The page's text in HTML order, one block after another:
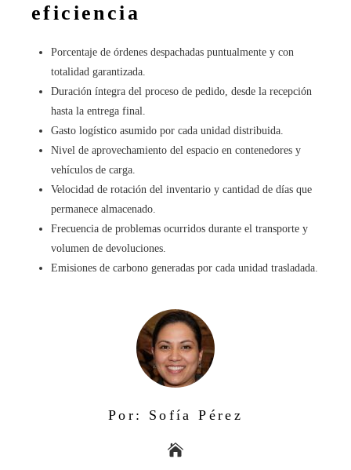
eficiencia
Porcentaje de órdenes despachadas puntualmente y con
totalidad garantizada.
Duración íntegra del proceso de pedido, desde la recepción
hasta la entrega final.
Gasto logístico asumido por cada unidad distribuida.
Nivel de aprovechamiento del espacio en contenedores y
vehículos de carga.
Velocidad de rotación del inventario y cantidad de días que
permanece almacenado.
Frecuencia de problemas ocurridos durante el transporte y
volumen de devoluciones.
Emisiones de carbono generadas por cada unidad trasladada.
Por: Sofía Pérez